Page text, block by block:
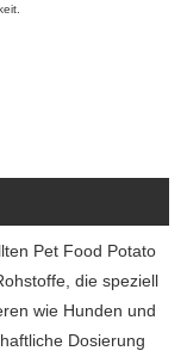
Pet Food Potato
die speziell
wie Hunden und
Dosierung